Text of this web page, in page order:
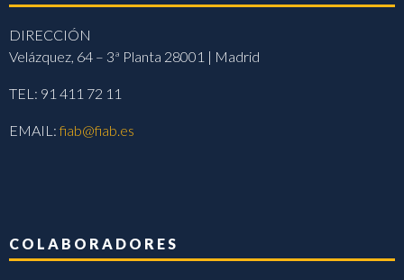
DIRECCIÓN
Velázquez, 64 – 3ª Planta 28001 | Madrid
TEL: 91 411 72 11
EMAIL:fiab@fiab.es
COLABORADORES